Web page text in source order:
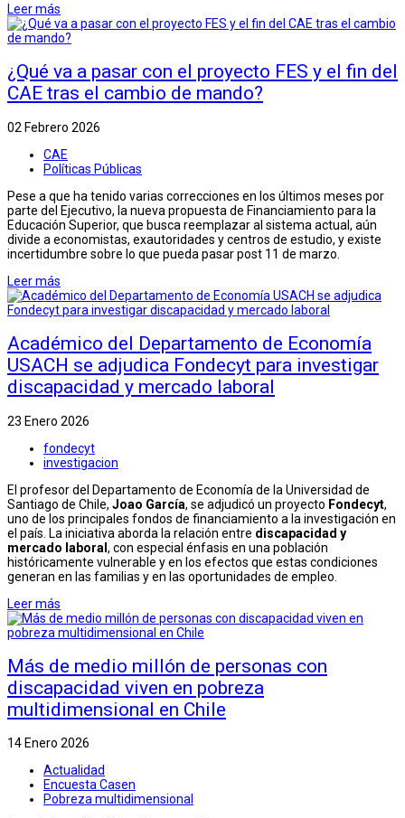
Leer más
¿Qué va a pasar con el proyecto FES y el fin del
CAE tras el cambio de mando?
02 Febrero 2026
CAE
Políticas Públicas
Pese a que ha tenido varias correcciones en los últimos meses por
parte del Ejecutivo, la nueva propuesta de Financiamiento para la
Educación Superior, que busca reemplazar al sistema actual, aún
divide a economistas, exautoridades y centros de estudio, y existe
incertidumbre sobre lo que pueda pasar post 11 de marzo.
Leer más
Académico del Departamento de Economía
USACH se adjudica Fondecyt para investigar
discapacidad y mercado laboral
23 Enero 2026
fondecyt
investigacion
El profesor del Departamento de Economía de la Universidad de
Santiago de Chile, Joao García, se adjudicó un proyecto Fondecyt,
uno de los principales fondos de financiamiento a la investigación en
el país. La iniciativa aborda la relación entre discapacidad y
mercado laboral, con especial énfasis en una población
históricamente vulnerable y en los efectos que estas condiciones
generan en las familias y en las oportunidades de empleo.
Leer más
Más de medio millón de personas con
discapacidad viven en pobreza
multidimensional en Chile
14 Enero 2026
Actualidad
Encuesta Casen
Pobreza multidimensional